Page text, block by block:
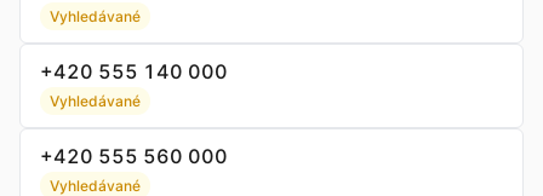
Vyhledávané
+420 555 140 000
Vyhledávané
+420 555 560 000
Vyhledávané